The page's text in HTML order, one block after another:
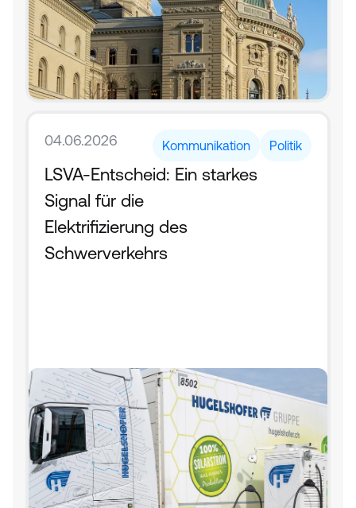
04.06.2026 Kommunikation Politik
LSVA-Entscheid: Ein starkes
Signal für die
Elektrifizierung des
Schwerverkehrs